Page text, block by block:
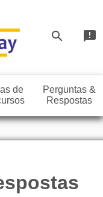
search announcement
de
Perguntas &
Respostas